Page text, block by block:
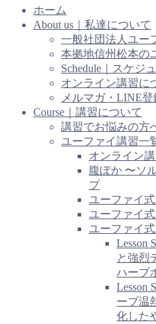
ホーム
About us｜私達について
一般社団法人ユー
本拠地信州松本の
Schedule｜スケジ
オンライン講習に
メルマガ・LINE登
Course｜講習について
講習でお悩みの方
ユーファイ講習一
オンライン
腹ぽか 〜ソ
プ
ユーファイ
ユーファイ
ユーファイ
Lesson
と強烈
ハーブ
Lesson
ーブ温
化した